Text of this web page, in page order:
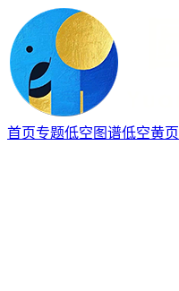
首页专题低空图谱低空黄页